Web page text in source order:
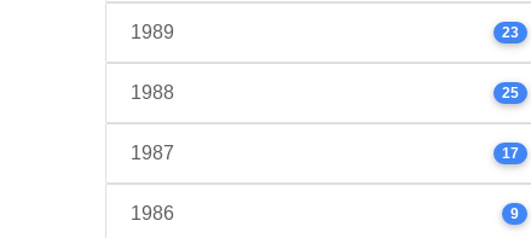
1989 23
1988 25
1987 17
1986 9